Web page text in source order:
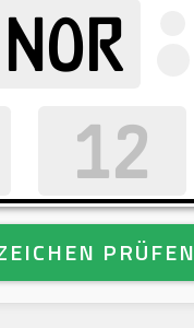
PRÜFEN